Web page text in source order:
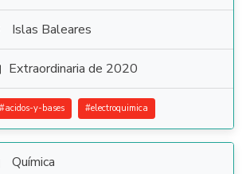
Islas Baleares
Extraordinaria de 2020
#acidos-y-bases #electroquimica
Química